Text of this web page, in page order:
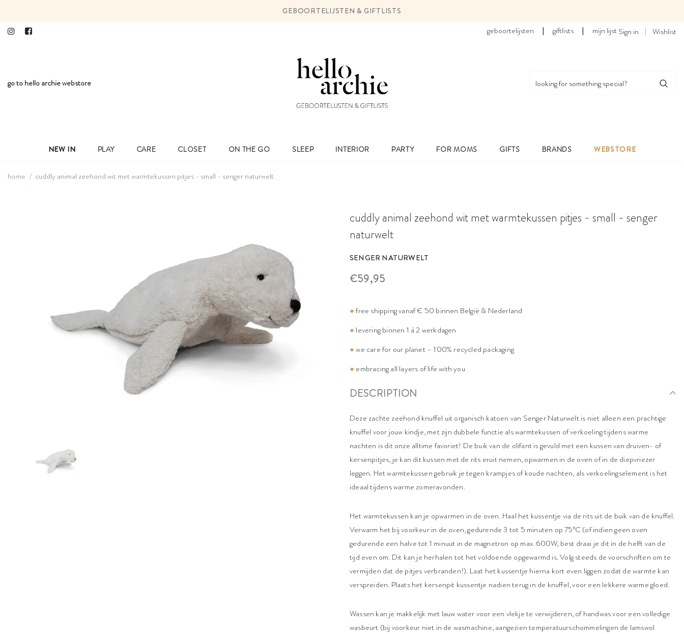
GEBOORTELIJSTEN & GIFTLISTS
geboortelijsten | giftlists | mijn lijstSign in Wishlist
go to hello archie webstore
NEW IN PLAY CARE CLOSET ON THE GO SLEEP INTERIOR PARTY FOR MOMS GIFTS BRANDS WEBSTORE
home cuddly animal zeehond wit met warmtekussen pitjes - small - senger naturwelt
cuddly animal zeehond wit met warmtekussen pitjes - small - senger
naturwelt
SENGER NATURWELT
€59,95
●free shipping vanaf € 50 binnen België & Nederland
● levering binnen 1 à 2 werkdagen
●we care for our planet – 100% recycled packaging
● embracing all layers of life with you
DESCRIPTION
Deze zachte zeehond knuffel uit organisch katoen van Senger Naturwelt is niet alleen een prachtige
knuffel voor jouw kindje, met zijn dubbele functie als warmtekussen of verkoeling tijdens warme
nachten is dit onze alltime favoriet! De buik van de olifant is gevuld met een kussen van druiven- of
kersenpitjes, je kan dit kussen met de rits eruit nemen, opwarmen in de oven of in de diepvriezer
leggen. Het warmtekussen gebruik je tegen krampjes of koude nachten, als verkoelingselement is het
ideaal tijdens warme zomeravonden.
Het warmtekussen kan je opwarmen in de oven. Haal het kussentje via de rits uit de buik van de knuffel.
Verwarm het bij voorkeur in de oven, gedurende 3 tot 5 minuten op 75°C (of indien geen oven
gedurende een halve tot 1 minuut in de magnetron op max. 600W, best draai je dit in de helft van de
tijd even om. Dit kan je herhalen tot het voldoende opgewarmd is. Volg steeds de voorschriften om te
vermijden dat de pitjes verbranden!). Laat het kussentje hierna kort even liggen zodat de warmte kan
verspreiden. Plaats het kersenpit kussentje nadien terug in de knuffel, voor een lekkere warme gloed.
Wassen kan je makkelijk met lauw water voor een vlekje te verwijderen, of handwas voor een volledige
wasbeurt (bij voorkeur niet in de wasmachine, aangezien temperatuurschommelingen de lamswol